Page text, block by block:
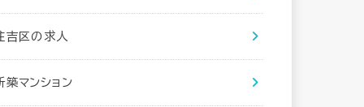
吉区の求人
築マンション